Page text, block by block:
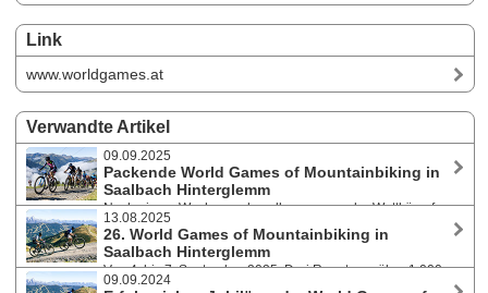
Link
www.worldgames.at
Verwandte Artikel
09.09.2025
Packende World Games of Mountainbiking in
Saalbach Hinterglemm
Nach einem Wochenende voller spannender Wettkämpfe,
herausragender sportlicher Leistungen, unvergesslicher Erlebnisse
und großartiger Stimmung gingen am Sonntag, den 7. September 2025,
die 26. World Games of MTB erfolgreich zu Ende. Der Termin für 2026
steht fest.
13.08.2025
26. World Games of Mountainbiking in
Saalbach Hinterglemm
Von 4. bis 7. September 2025: Drei Renntage, über 1.000
Teilnehmer:innen aus mehr als 20 Nationen, abwechslungsreiches
09.09.2024